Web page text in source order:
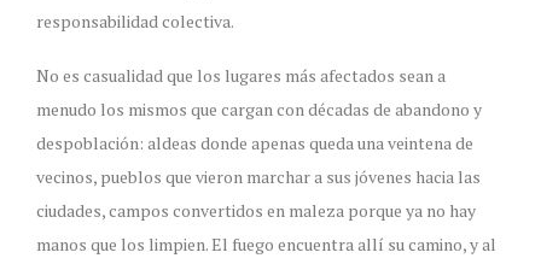
responsabilidad colectiva.
No es casualidad que los lugares más afectados sean a
menudo los mismos que cargan con décadas de abandono y
despoblación: aldeas donde apenas queda una veintena de
vecinos, pueblos que vieron marchar a sus jóvenes hacia las
ciudades, campos convertidos en maleza porque ya no hay
manos que los limpien. El fuego encuentra allí su camino, y al